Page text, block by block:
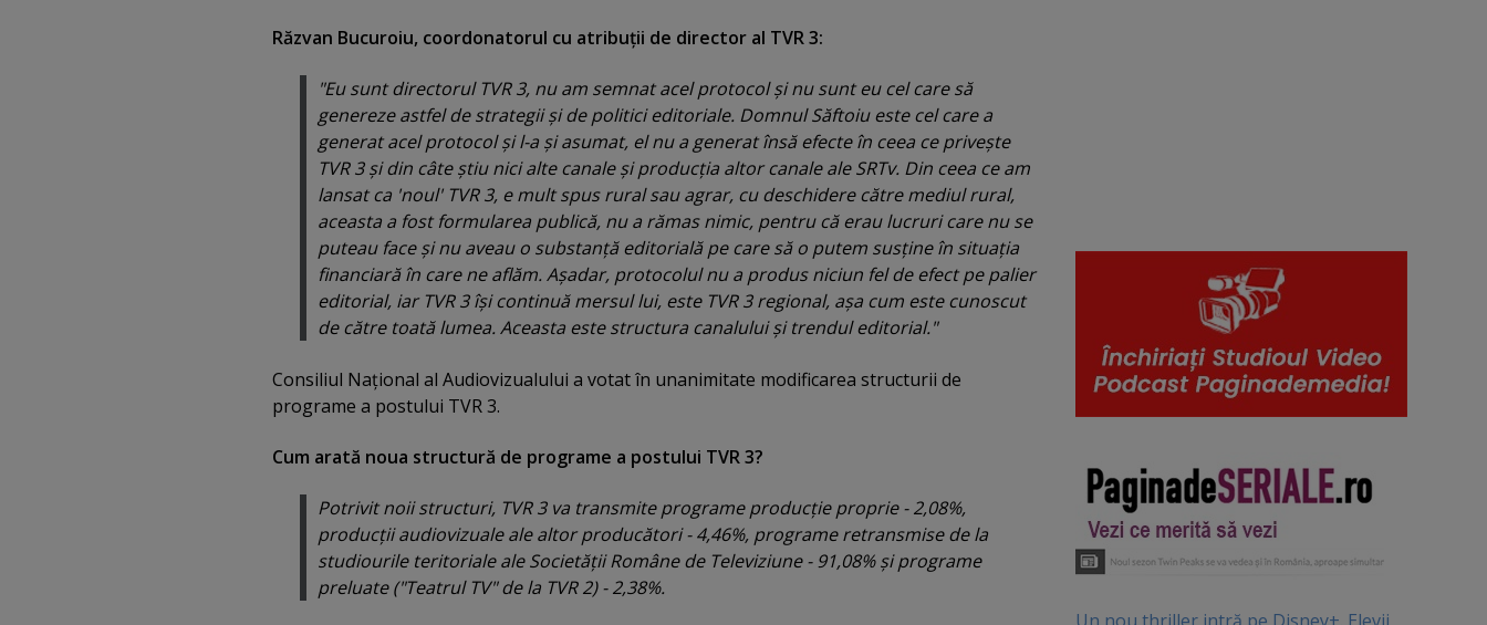
Răzvan Bucuroiu, coordonatorul cu atribuţii de director al TVR 3:
"Eu sunt directorul TVR 3, nu am semnat acel protocol şi nu sunt eu cel care să
genereze astfel de strategii şi de politici editoriale. Domnul Săftoiu este cel care a
generat acel protocol şi l-a şi asumat, el nu a generat însă efecte în ceea ce priveşte
TVR 3 şi din câte ştiu nici alte canale şi producţia altor canale ale SRTv. Din ceea ce am
lansat ca 'noul' TVR 3, e mult spus rural sau agrar, cu deschidere către mediul rural,
aceasta a fost formularea publică, nu a rămas nimic, pentru că erau lucruri care nu se
puteau face şi nu aveau o substanţă editorială pe care să o putem susţine în situaţia
financiară în care ne aflăm. Aşadar, protocolul nu a produs niciun fel de efect pe palier
editorial, iar TVR 3 îşi continuă mersul lui, este TVR 3 regional, aşa cum este cunoscut
de către toată lumea. Aceasta este structura canalului şi trendul editorial."
Consiliul Naţional al Audiovizualului a votat în unanimitate modificarea structurii de
programe a postului TVR 3.
Cum arată noua structură de programe a postului TVR 3?
Potrivit noii structuri, TVR 3 va transmite programe producţie proprie - 2,08%,
producţii audiovizuale ale altor producători - 4,46%, programe retransmise de la
studiourile teritoriale ale Societăţii Române de Televiziune - 91,08% şi programe
preluate ("Teatrul TV" de la TVR 2) - 2,38%.